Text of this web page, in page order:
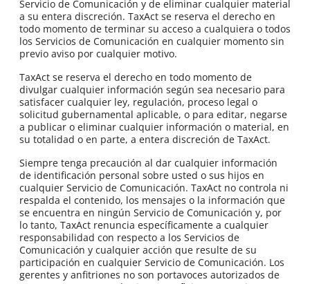
Servicio de Comunicación y de eliminar cualquier material
a su entera discreción. TaxAct se reserva el derecho en
todo momento de terminar su acceso a cualquiera o todos
los Servicios de Comunicación en cualquier momento sin
previo aviso por cualquier motivo.
TaxAct se reserva el derecho en todo momento de
divulgar cualquier información según sea necesario para
satisfacer cualquier ley, regulación, proceso legal o
solicitud gubernamental aplicable, o para editar, negarse
a publicar o eliminar cualquier información o material, en
su totalidad o en parte, a entera discreción de TaxAct.
Siempre tenga precaución al dar cualquier información
de identificación personal sobre usted o sus hijos en
cualquier Servicio de Comunicación. TaxAct no controla ni
respalda el contenido, los mensajes o la información que
se encuentra en ningún Servicio de Comunicación y, por
lo tanto, TaxAct renuncia específicamente a cualquier
responsabilidad con respecto a los Servicios de
Comunicación y cualquier acción que resulte de su
participación en cualquier Servicio de Comunicación. Los
gerentes y anfitriones no son portavoces autorizados de